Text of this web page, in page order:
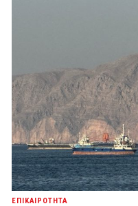
ΕΠΙΚΑΙΡΟΤΗΤΑ